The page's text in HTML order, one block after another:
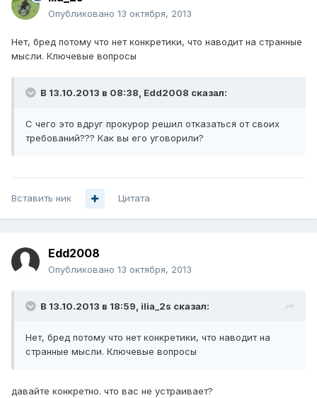
Опубликовано 13 октября, 2013
Нет, бред потому что нет конкретики, что наводит на странные
мысли. Ключевые вопросы
В 13.10.2013 в 08:38, Edd2008 сказал:
С чего это вдруг прокурор решил отказаться от своих
требований??? Как вы его уговорили?
Вставить ник Цитата
Edd2008
Опубликовано 13 октября, 2013
В 13.10.2013 в 18:59, ilia_2s сказал:
Нет, бред потому что нет конкретики, что наводит на
странные мысли. Ключевые вопросы
давайте конкретно. что вас не устраивает?